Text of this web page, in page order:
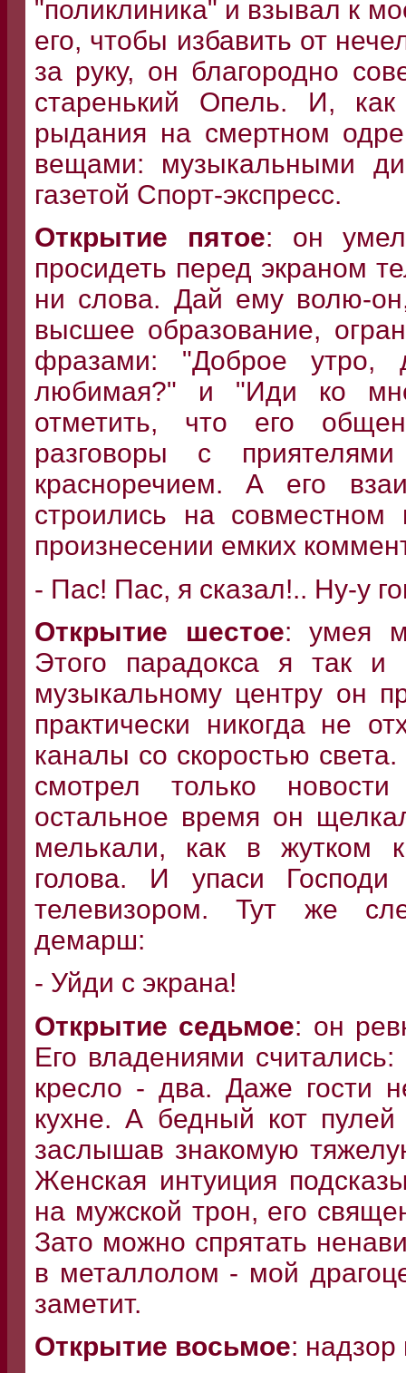
"поликлиника" и взывал к
его, чтобы избавить от
за руку, он благородно
старенький Опель. И,
рыдания на смертном
вещами: музыкальными
газетой Спорт-экспресс.
Открытие пятое: он
просидеть перед экраном
ни слова. Дай ему волю-
высшее образование,
фразами: "Доброе
любимая?" и "Иди ко
отметить, что его
разговоры с
красноречием. А его
строились на
произнесении емких
- Пас! Пас, я сказал!.. Ну-у
Открытие шестое: умея
Этого парадокса я так
музыкальному центру он
практически никогда не
каналы со скоростью
смотрел только
остальное время он
мелькали, как в жутком
голова. И упаси
телевизором. Тут же
демарш:
- Уйди с экрана!
Открытие седьмое: он
Его владениями
кресло - два. Даже гости
кухне. А бедный кот
заслышав знакомую
Женская интуиция
на мужской трон, его
Зато можно спрятать
в металлолом - мой
заметит.
Открытие восьмое: надзор